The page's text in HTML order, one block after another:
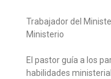
Trabajador del
Ministerio
El pastor guía a los
habilidades